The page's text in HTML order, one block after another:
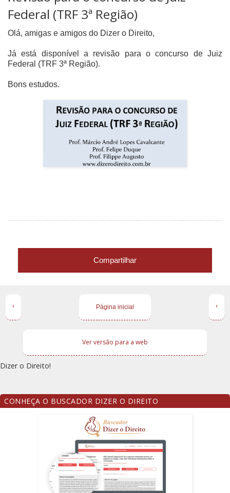
Federal (TRF 3ª Região)
Olá, amigas e amigos do Dizer o Direito,
Já está disponível a revisão para o concurso de Juiz
Federal (TRF 3ª Região).
Bons estudos.
Compartilhar
‹ ›
Página inicial
Ver versão para a web
Dizer o Direito!
CONHEÇA O BUSCADOR DIZER O DIREITO